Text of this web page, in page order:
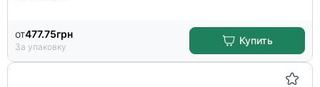
от477.75грн
За упаковку
Купить